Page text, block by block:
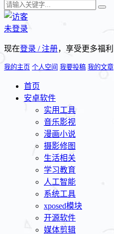
未登录
现在登录 / 注册，享受更多福利
我的主页 个人空间 我要投稿 我的文章
首页
安卓软件
实用工具
音乐影视
漫画小说
摄影修图
生活相关
学习教育
人工智能
系统工具
xposed模块
开源软件
媒体剪辑